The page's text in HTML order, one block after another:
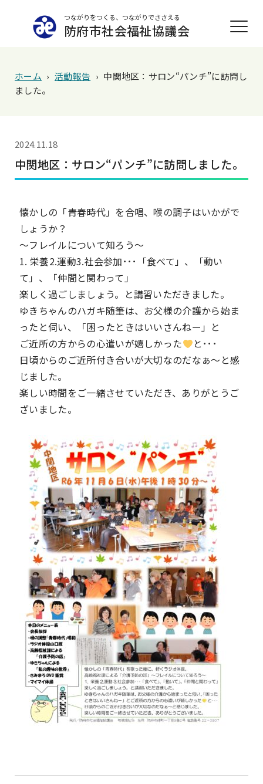
つながりをつくる、つながりでささえる
防府市社会福祉協議会
ホーム › 活動報告 › 中関地区：サロン“パンチ”に訪問し
ました。
2024.11.18
中関地区：サロン“パンチ”に訪問しました。
懐かしの「青春時代」を合唱、喉の調子はいかがで
しょうか？
～フレイルについて知ろう～
1. 栄養2.運動3.社会参加･･･「食べて」、「動い
て」、「仲間と関わって」
楽しく過ごしましょう。と講習いただきました。
ゆきちゃんのハガキ随筆は、お父様の介護から始ま
ったと伺い、「困ったときはいいさんねー」と
ご近所の方からの心遣いが嬉しかった
と･･･
日頃からのご近所付き合いが大切なのだなぁ～と感
じました。
楽しい時間をご一緒させていただき、ありがとうご
ざいました。